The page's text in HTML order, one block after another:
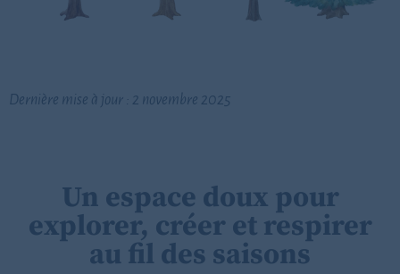
Dernière mise à jour : 2 novembre 2025
Un espace doux pour
explorer, créer et respirer
au fil des saisons